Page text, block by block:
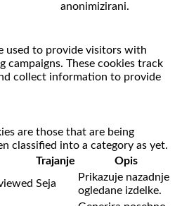
anonimizirani.
used to provide visitors with
campaigns. These cookies track
collect information to provide
are those that are being
classified into a category as yet.
Trajanje
Opis
Seja
Prikazuje nazadnje
ogledane izdelke.